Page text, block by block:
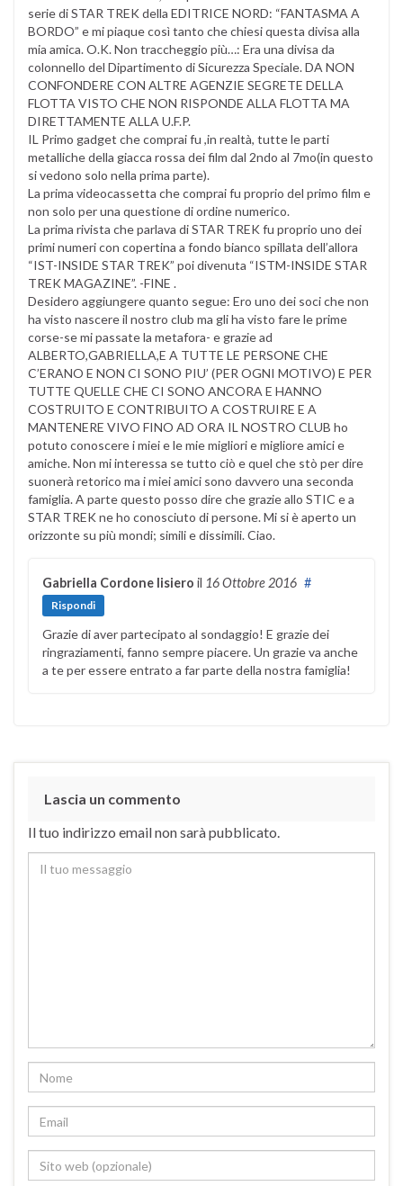
serie di STAR TREK della EDITRICE NORD: “FANTASMA A
BORDO” e mi piaque così tanto che chiesi questa divisa alla
mia amica. O.K. Non traccheggio più…: Era una divisa da
colonnello del Dipartimento di Sicurezza Speciale. DA NON
CONFONDERE CON ALTRE AGENZIE SEGRETE DELLA
FLOTTA VISTO CHE NON RISPONDE ALLA FLOTTA MA
DIRETTAMENTE ALLA U.F.P.
IL Primo gadget che comprai fu ,in realtà, tutte le parti
metalliche della giacca rossa dei film dal 2ndo al 7mo(in questo
si vedono solo nella prima parte).
La prima videocassetta che comprai fu proprio del primo film e
non solo per una questione di ordine numerico.
La prima rivista che parlava di STAR TREK fu proprio uno dei
primi numeri con copertina a fondo bianco spillata dell’allora
“IST-INSIDE STAR TREK” poi divenuta “ISTM-INSIDE STAR
TREK MAGAZINE”. -FINE .
Desidero aggiungere quanto segue: Ero uno dei soci che non
ha visto nascere il nostro club ma gli ha visto fare le prime
corse-se mi passate la metafora- e grazie ad
ALBERTO,GABRIELLA,E A TUTTE LE PERSONE CHE
C’ERANO E NON CI SONO PIU’ (PER OGNI MOTIVO) E PER
TUTTE QUELLE CHE CI SONO ANCORA E HANNO
COSTRUITO E CONTRIBUITO A COSTRUIRE E A
MANTENERE VIVO FINO AD ORA IL NOSTRO CLUB ho
potuto conoscere i miei e le mie migliori e migliore amici e
amiche. Non mi interessa se tutto ciò e quel che stò per dire
suonerà retorico ma i miei amici sono davvero una seconda
famiglia. A parte questo posso dire che grazie allo STIC e a
STAR TREK ne ho conosciuto di persone. Mi si è aperto un
orizzonte su più mondi; simili e dissimili. Ciao.
Gabriella Cordone lisiero il 16 Ottobre 2016 #
Rispondi
Grazie di aver partecipato al sondaggio! E grazie dei
ringraziamenti, fanno sempre piacere. Un grazie va anche
a te per essere entrato a far parte della nostra famiglia!
Lascia un commento
Il tuo indirizzo email non sarà pubblicato.